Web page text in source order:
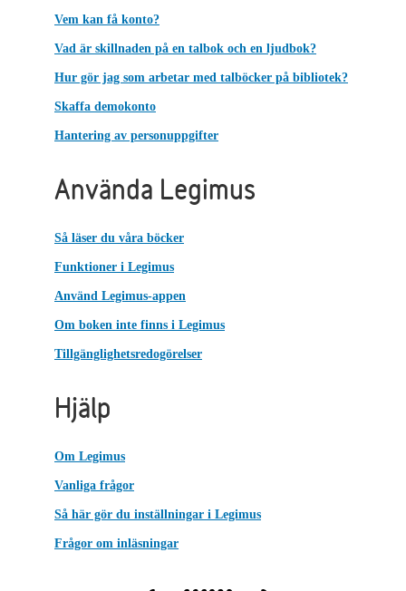
Vem kan få konto?
Vad är skillnaden på en talbok och en ljudbok?
Hur gör jag som arbetar med talböcker på bibliotek?
Skaffa demokonto
Hantering av personuppgifter
Använda Legimus
Så läser du våra böcker
Funktioner i Legimus
Använd Legimus-appen
Om boken inte finns i Legimus
Tillgänglighetsredogörelser
Hjälp
Om Legimus
Vanliga frågor
Så här gör du inställningar i Legimus
Frågor om inläsningar